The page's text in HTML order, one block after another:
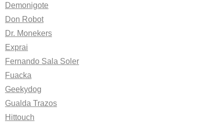
Demonigote
Don Robot
Dr. Monekers
Exprai
Fernando Sala Soler
Fuacka
Geekydog
Gualda Trazos
Hittouch